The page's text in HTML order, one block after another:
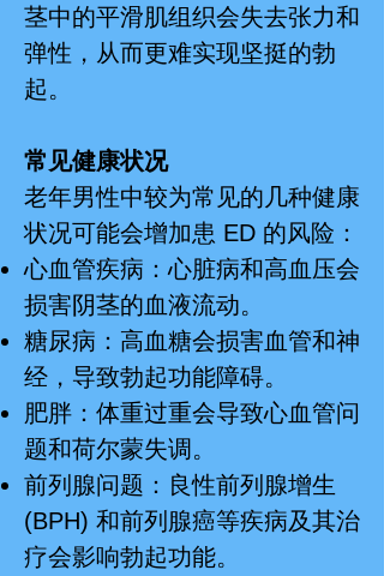
茎中的平滑肌组织会失去张力和
弹性，从而更难实现坚挺的勃
起。
常见健康状况
老年男性中较为常见的几种健康
状况可能会增加患 ED 的风险：
心血管疾病：心脏病和高血压会
损害阴茎的血液流动。
糖尿病：高血糖会损害血管和神
经，导致勃起功能障碍。
肥胖：体重过重会导致心血管问
题和荷尔蒙失调。
前列腺问题：良性前列腺增生
(BPH) 和前列腺癌等疾病及其治
疗会影响勃起功能。